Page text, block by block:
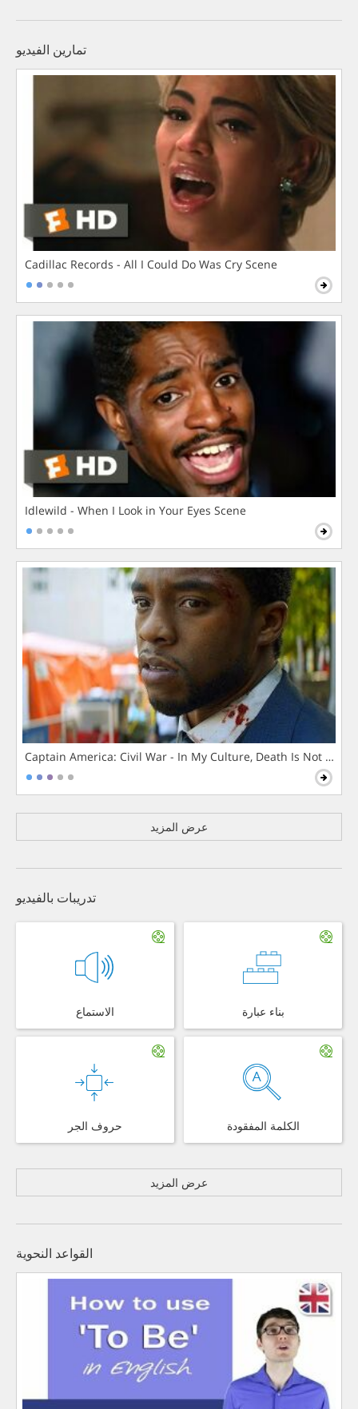
تمارين الفيديو
Cadillac Records - All I Could Do Was Cry Scene
Idlewild - When I Look in Your Eyes Scene
Captain America: Civil War - In My Culture, Death Is Not The
عرض المزيد
تدريبات بالفيديو
الاستماع بناء عبارة
حروف الجر الكلمة المفقودة
عرض المزيد
القواعد النحوية